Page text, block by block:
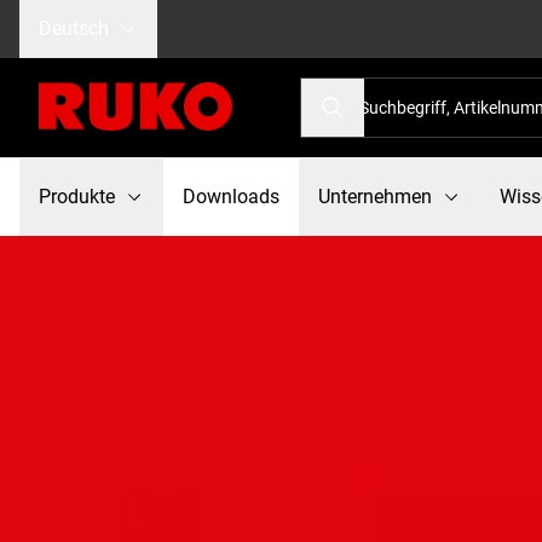
Produkte Downloads Unternehmen